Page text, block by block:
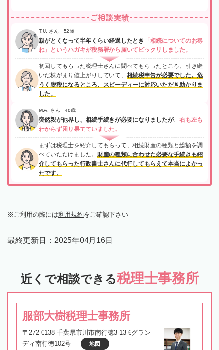
ご相談実績
T.U. さん 52歳
親がとくなって半年くらい経過したとき
「相続についてのお尋
ね」というハガキが税務署から届いてビックリしました。
初回してもらった税理士さんに聞べてもらったところ、引き継
いだ株がまり値上がりしていて、 相続税申告が必要でした。危
うく脱税になるところ、スピーディーに対応いただき助かりま
した。
M.A. さん 48歳
突然親が他界し、相続手続きが必要になりましたが、 右も左も
わからず困り果てていました。
まずは税理士を紹介してもらって、相続財産の種類と総額を調
べていただけました。 財産の種類に合わせた必要な手続きも紹
介してもらった行政書士さんに代行してもらえて本当によかっ
たです。
ご利用の際には利用規約をご確認下さい
最終更新日： 2025年04月16日
近くで相談できる税理士事務所
服部大樹税理士事務所
〒272-0138 千葉県市川市南行徳3-13-6グラン
ディ南行徳102号
地図